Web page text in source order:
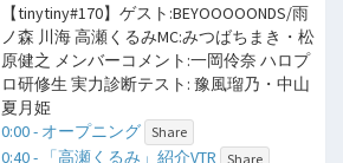
【tinytiny#170】ゲスト:BEYOOOOONDS/雨
ノ森 川海 高瀬くるみMC:みつばちまき・松
原健之 メンバーコメント:一岡伶奈 ハロプ
ロ研修生 実力診断テスト: 豫風瑠乃・中山
夏月姫
0:00 - オープニング Share
0:40 - 「高瀬くるみ」紹介VTR Share